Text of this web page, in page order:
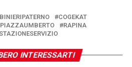
COGEKAT
PIAZZAUMBERTO
RAPINA
INTERESSARTI